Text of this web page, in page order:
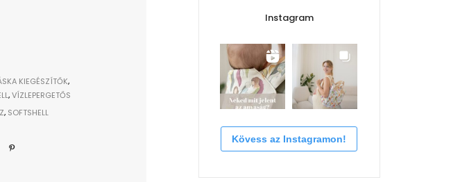
KIEGÉSZÍTŐK,
,VÍZLEPERGETŐS
, SOFTSHELL
Instagram
Kövess az Instagramon!